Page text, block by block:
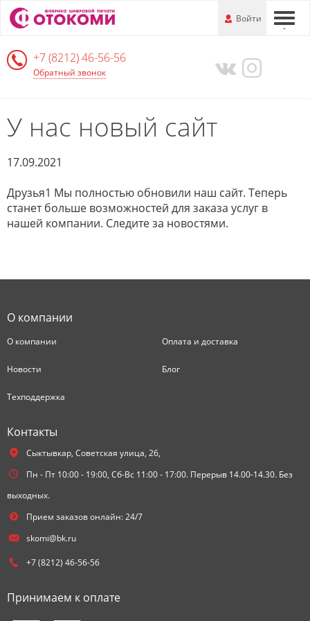
Перейти
к
информации
---
Войти
+7 (8212) 46-56-56
Обратный звонок
У нас новый сайт
17.09.2021
Друзья1 Мы полностью обновили наш сайт. Теперь
станет больше возможностей для заказа услуг в
нашей компании. Следите за новостями.
О компании
О компании Оплата и доставка
Новости Блог
Техподдержка
Контакты
Сыктывкар, Советская улица, 26,
Пн - Пт 10:00 - 19:00, Сб-Вс 11:00 - 17:00. Перерыв 14.00-14.30. Без
выходных.
Прием заказов онлайн: 24/7
skomi@bk.ru
+7 (8212) 46-56-56
Принимаем к оплате